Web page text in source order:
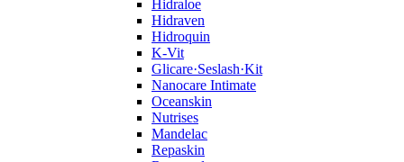
Hidraloe
Hidraven
Hidroquin
K-Vit
Glicare·Seslash·Kit
Nanocare Intimate
Oceanskin
Nutrises
Mandelac
Repaskin